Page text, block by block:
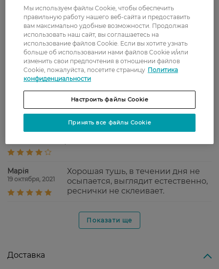
17 января, 2022
Світлана
14 декабря, 2021
В течение дня тушь ведет себя
очень прилично! Не осыпается, не
вызывает никакого дискомфорта,
а также не течет.
Тетяна
Лучшая тушь, идеально наносится,
не осыпается
Anna
Туш дійсно класна, не розтирається
Марія
19 октября, 2021
Хорошая тушь, в течении дня не
осыпается, выглядит естественно,
реснички не склеивает.
Показати ще
Доставка
Мы используем файлы Cookie, чтобы обеспечить
правильную работу нашего веб-сайта и предоставить
вам максимально удобные возможности. Продолжая
использовать наш сайт, вы соглашаетесь на
использование файлов Cookie. Если вы хотите узнать
больше об использовании нами файлов Cookie и/или
изменить свои предпочтения в отношении файлов
Cookie, пожалуйста, посетите страницу Политика
конфиденциальности
Настроить файлы Cookie
Принять все файлы Cookie